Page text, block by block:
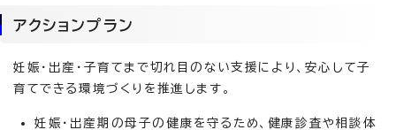
アクションプラン
妊娠・出産・子育てまで切れ目のない支援により、安心して子
育てできる環境づくりを推進します。
妊娠・出産期の母子の健康を守るため、健康診査や相談体